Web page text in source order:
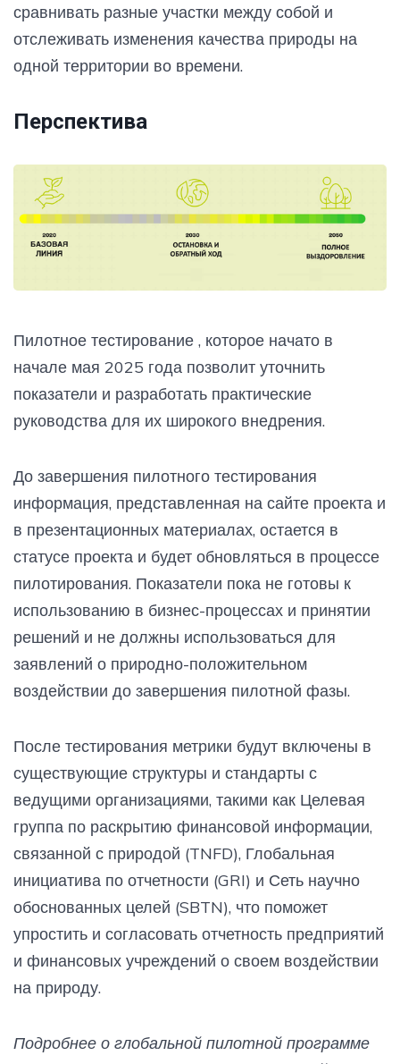
сравнивать разные участки между собой и
отслеживать изменения качества природы на
одной территории во времени.
Перспектива
Пилотное тестирование , которое начато в
начале мая 2025 года позволит уточнить
показатели и разработать практические
руководства для их широкого внедрения.
До завершения пилотного тестирования
информация, представленная на сайте проекта и
в презентационных материалах, остается в
статусе проекта и будет обновляться в процессе
пилотирования. Показатели пока не готовы к
использованию в бизнес-процессах и принятии
решений и не должны использоваться для
заявлений о природно-положительном
воздействии до завершения пилотной фазы.
После тестирования метрики будут включены в
существующие структуры и стандарты с
ведущими организациями, такими как Целевая
группа по раскрытию финансовой информации,
связанной с природой (TNFD), Глобальная
инициатива по отчетности (GRI) и Сеть научно
обоснованных целей (SBTN), что поможет
упростить и согласовать отчетность предприятий
и финансовых учреждений о своем воздействии
на природу.
Подробнее о глобальной пилотной программе